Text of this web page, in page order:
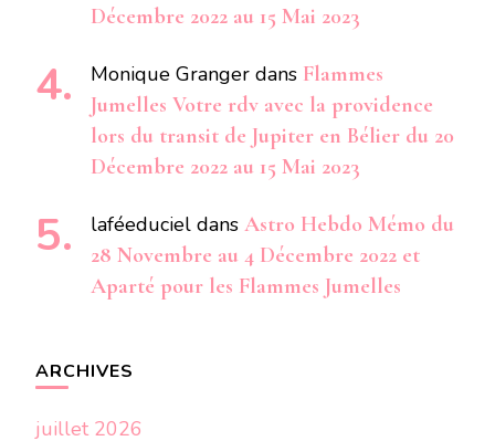
Décembre 2022 au 15 Mai 2023
Monique Granger dans Flammes
Jumelles Votre rdv avec la providence
lors du transit de Jupiter en Bélier du 20
Décembre 2022 au 15 Mai 2023
laféeduciel dans Astro Hebdo Mémo du
28 Novembre au 4 Décembre 2022 et
Aparté pour les Flammes Jumelles
ARCHIVES
juillet 2026